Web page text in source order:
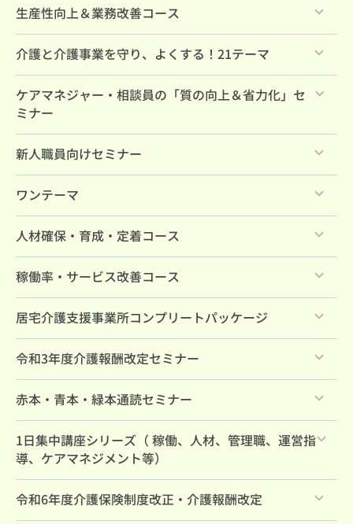
事前学習動画（参考）
特典動画
すべて
新人研修（基礎編2時間）
新人研修（各論編4時間）
特典動画
生産性向上＆業務改善コース
すべて
介護と介護事業を守り、よくする！21テーマ
すべて
ケアマネジャー・相談員の「質の向上＆省力化」セ
ミナー
すべて
新人職員向けセミナー
すべて
ワンテーマ
すべて
人材確保・育成・定着コース
すべて
稼働率・サービス改善コース
すべて
居宅介護支援事業所コンプリートパッケージ
すべて
令和3年度介護報酬改定セミナー
すべて
赤本・青本・緑本通読セミナー
すべて
1日集中講座シリーズ（ 稼働、人材、管理職、運営指
導、ケアマネジメント等）
すべて
令和6年度介護保険制度改正・介護報酬改定